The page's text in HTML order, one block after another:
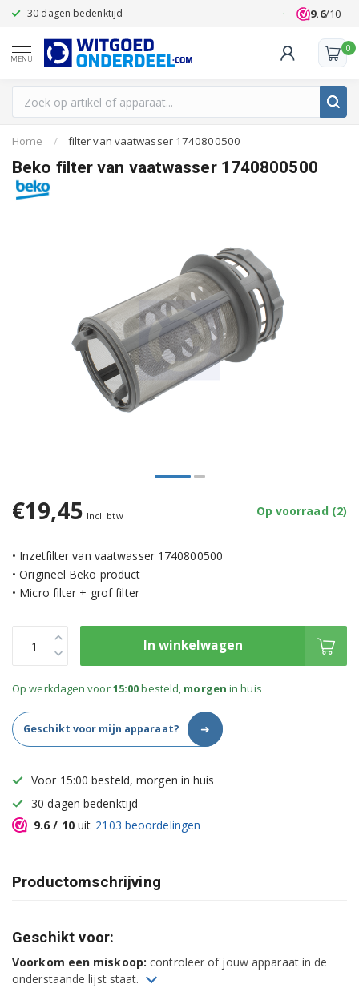
30 dagen bedenktijd Klanten
9.6/10
MENU
0
Home / filter van vaatwasser 1740800500
Beko filter van vaatwasser 1740800500
€19,45 Incl. btw Op voorraad (2)
• Inzetfilter van vaatwasser 1740800500
• Origineel Beko product
• Micro filter + grof filter
In winkelwagen
Op werkdagen voor15:00besteld, morgen in huis
Geschikt voor mijn apparaat? ➜
Voor 15:00 besteld, morgen in huis
30 dagen bedenktijd
9.6 / 10uit 2103 beoordelingen
Productomschrijving
Geschikt voor:
Voorkom een miskoop: controleer of jouw apparaat in de
onderstaande lijst staat.